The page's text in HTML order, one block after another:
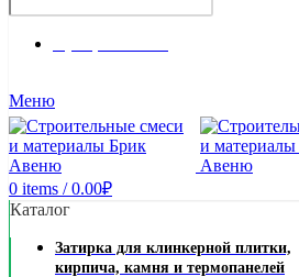
Меню
0 items / 0.00₽
Каталог
Затирка для клинкерной плитки,
кирпича, камня и термопанелей